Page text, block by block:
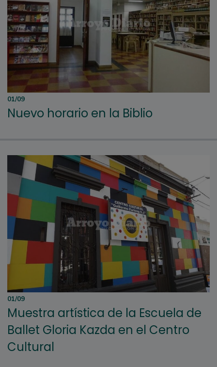
01/09
Nuevo horario en la Biblio
01/09
Muestra artística de la Escuela de
Ballet Gloria Kazda en el Centro
Cultural